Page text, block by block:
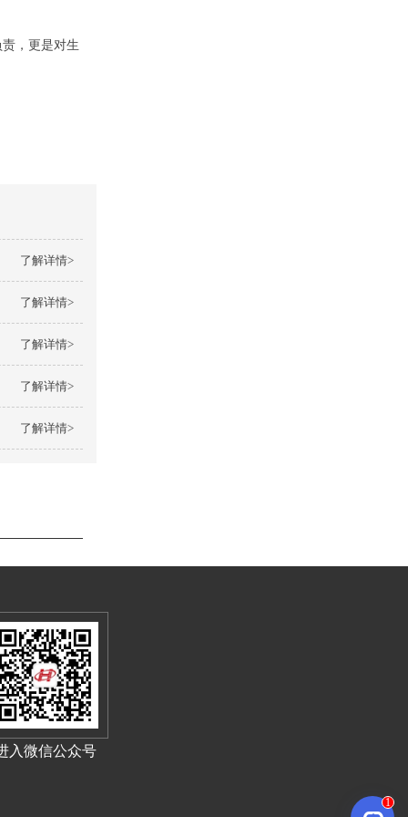
，更是对生
了解详情>
了解详情>
了解详情>
了解详情>
了解详情>
入微信公众号